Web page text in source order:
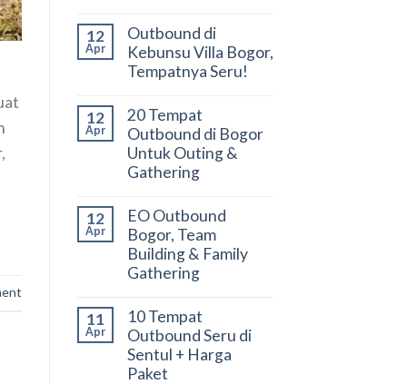
12
Apr
Outbound di
Kebunsu Villa Bogor,
Tempatnya Seru!
12
Apr
20 Tempat
Outbound di Bogor
Untuk Outing &
Gathering
12
Apr
EO Outbound
Bogor, Team
Building & Family
Gathering
11
Apr
10 Tempat
Outbound Seru di
Sentul + Harga
Paket